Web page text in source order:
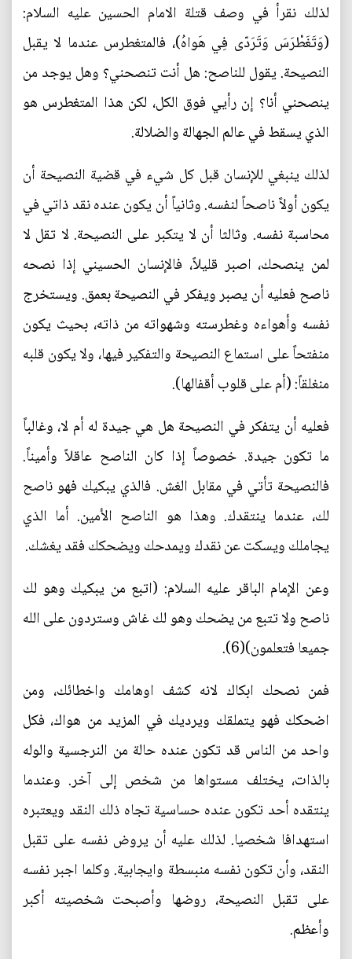
لذلك نقرأ في وصف قتلة الامام الحسين عليه السلام:
(وَتَغَطْرَسَ وَتَرَدّى فِي هَواهُ)، فالمتغطرس عندما لا يقبل
النصيحة. يقول للناصح: هل أنت تنصحني؟ وهل يوجد من
ينصحني أنا؟ إن رأيي فوق الكل، لكن هذا المتغطرس هو
الذي يسقط في عالم الجهالة والضلالة.
لذلك ينبغي للإنسان قبل كل شيء في قضية النصيحة أن
يكون أولاً ناصحاً لنفسه. وثانياً أن يكون عنده نقد ذاتي في
محاسبة نفسه. وثالثا أن لا يتكبر على النصيحة. لا تقل لا
لمن ينصحك، اصبر قليلاً، فالإنسان الحسيني إذا نصحه
ناصح فعليه أن يصبر ويفكر في النصيحة بعمق. ويستخرج
نفسه وأهواءه وغطرسته وشهواته من ذاته، بحيث يكون
منفتحاً على استماع النصيحة والتفكير فيها، ولا يكون قلبه
منغلقاً: (أم على قلوب أقفالها).
فعليه أن يتفكر في النصيحة هل هي جيدة له أم لا، وغالباً
ما تكون جيدة. خصوصاً إذا كان الناصح عاقلاً وأميناً.
فالنصيحة تأتي في مقابل الغش. فالذي يبكيك فهو ناصح
لك، عندما ينتقدك. وهذا هو الناصح الأمين. أما الذي
يجاملك ويسكت عن نقدك ويمدحك ويضحكك فقد يغشك.
وعن الإمام الباقر عليه السلام: (اتبع من يبكيك وهو لك
ناصح ولا تتبع من يضحك وهو لك غاش وستردون على الله
جميعا فتعلمون)(6).
فمن نصحك ابكاك لانه كشف اوهامك واخطائك، ومن
اضحكك فهو يتملقك ويرديك في المزيد من هواك، فكل
واحد من الناس قد تكون عنده حالة من النرجسية والوله
بالذات، يختلف مستواها من شخص إلى آخر. وعندما
ينتقده أحد تكون عنده حساسية تجاه ذلك النقد ويعتبره
استهدافا شخصيا. لذلك عليه أن يروض نفسه على تقبل
النقد، وأن تكون نفسه منبسطة وايجابية. وكلما اجبر نفسه
على تقبل النصيحة، روضها وأصبحت شخصيته أكبر
وأعظم.